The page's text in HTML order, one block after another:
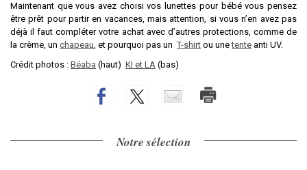
Maintenant que vous avez choisi vos lunettes pour bébé vous pensez
être prêt pour partir en vacances, mais attention, si vous n’en avez pas
déjà il faut compléter votre achat avec d’autres protections, comme de
la crème, un chapeau, et pourquoi pas unT-shirt ou unetente anti UV.
Crédit photos : Béaba (haut) KI et LA (bas)
Notre sélection